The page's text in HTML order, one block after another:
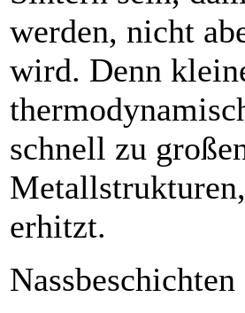
werden, nicht
wird. Denn
schnell zu
erhitzt.
Nassbeschichten